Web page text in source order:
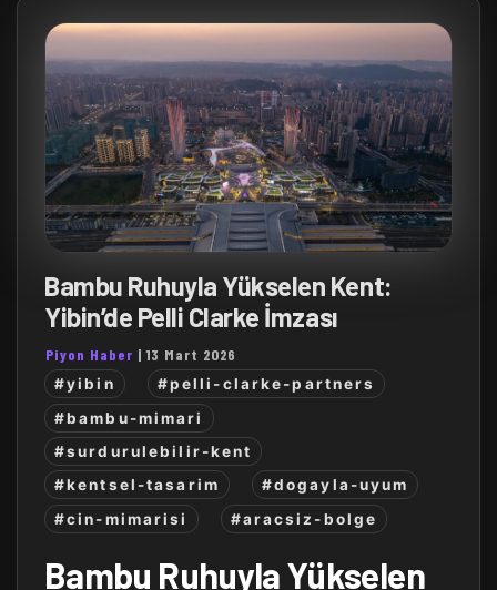
Bambu Ruhuyla Yükselen Kent:
Yibin’de Pelli Clarke İmzası
Piyon Haber |13 Mart 2026
#yibin
#pelli-clarke-partners
#bambu-mimari
#surdurulebilir-kent
#kentsel-tasarim
#dogayla-uyum
#cin-mimarisi
#aracsiz-bolge
Bambu Ruhuyla Yükselen